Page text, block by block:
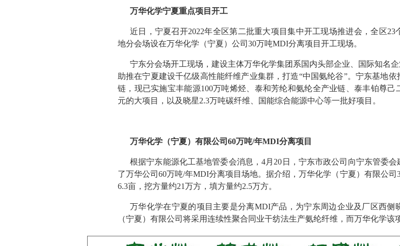
万华化学宁夏重点项目开工
近日，宁夏召开2022年全区第二批重大项目集中开工现场推进会，全区
地分会场设在万华化学（宁夏）公司30万吨MDI分离项目开工现场。
宁东分会场开工现场，建设主体万华化学集团系国内头部企业、国际知名
助推在宁夏建设千亿级高性能纤维产业集群，打造“中国氨纶谷”。宁东基地
链，现已实施宝丰能源100万吨烯烃、泰和芳纶和氨纶全产业链、泰丰铂尊己
元的大项目，以及晓星2.3万吨碳纤维、国能综合能源中心等一批好项目。
万华化学（宁夏）有限公司60万吨/年MDI分离项目
根据宁东能源化工基地管委会消息，4月20日，宁东市政公司向宁东管委
了万华公司60万吨/年MDI分离项目场地。据介绍，万华化学（宁夏）有限公
6.3亩，挖方量约21万方，填方量约2.5万方。
万华化学在宁夏的项目主要是分离MDI产品，为宁东周边企业及厂区西
（宁夏）有限公司将采用连续性聚合同业干纺法生产氨纶纤维，而万华化学该